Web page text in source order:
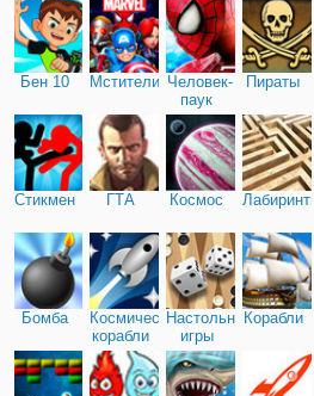
Бен 10 Мстители Человек-
паук
Пираты
Стикмен ГТА Космос Лабиринты
Бомба
Космические
корабли
Настольные
игры
Корабли